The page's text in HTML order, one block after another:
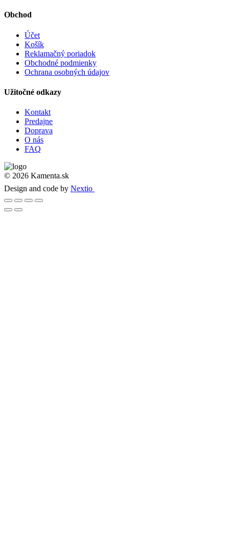
Obchod
Účet
Košík
Reklamačný poriadok
Obchodné podmienky
Ochrana osobných údajov
Užitočné odkazy
Kontakt
Predajne
Doprava
O nás
FAQ
© 2026 Kamenta.sk
Design and code by Nextio